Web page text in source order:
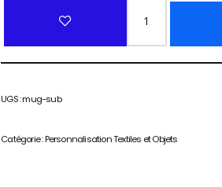
UGS :mug-sub
Catégorie :Personnalisation Textiles et Objets